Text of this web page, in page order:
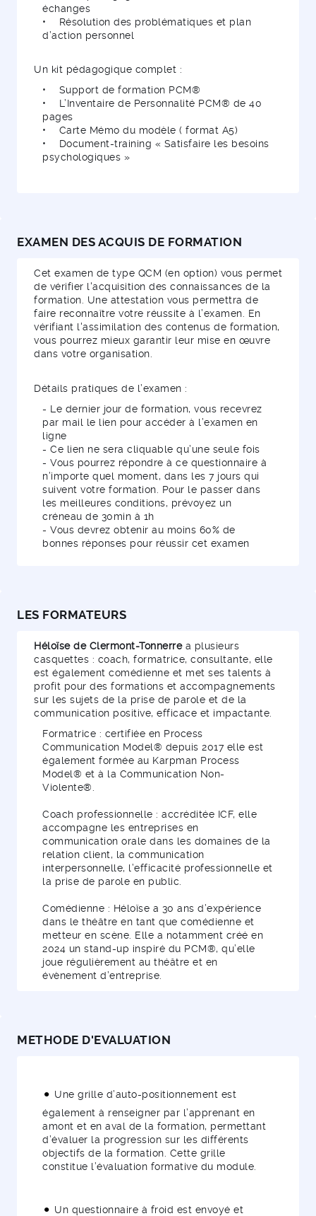
échanges
• Résolution des problématiques et plan
d’action personnel
Un kit pédagogique complet :
• Support de formation PCM®
• L’Inventaire de Personnalité PCM® de 40
pages
• Carte Mémo du modèle ( format A5)
• Document-training « Satisfaire les besoins
psychologiques »
EXAMEN DES ACQUIS DE FORMATION
Cet examen de type QCM (en option) vous permet
de vérifier l'acquisition des connaissances de la
formation. Une attestation vous permettra de
faire reconnaître votre réussite à l’examen. En
vérifiant l'assimilation des contenus de formation,
vous pourrez mieux garantir leur mise en œuvre
dans votre organisation.
Détails pratiques de l’examen :
- Le dernier jour de formation, vous recevrez
par mail le lien pour accéder à l’examen en
ligne
- Ce lien ne sera cliquable qu’une seule fois
- Vous pourrez répondre à ce questionnaire à
n’importe quel moment, dans les 7 jours qui
suivent votre formation. Pour le passer dans
les meilleures conditions, prévoyez un
créneau de 30min à 1h
- Vous devrez obtenir au moins 60% de
bonnes réponses pour réussir cet examen
LES FORMATEURS
Héloïse de Clermont-Tonnerrea plusieurs
casquettes : coach, formatrice, consultante, elle
est également comédienne et met ses talents à
profit pour des formations et accompagnements
sur les sujets de la prise de parole et de la
communication positive, efficace et impactante.
Formatrice : certifiée en Process
Communication Model® depuis 2017 elle est
également formée au Karpman Process
Model® et à la Communication Non-
Violente®.
Coach professionnelle : accréditée ICF, elle
accompagne les entreprises en
communication orale dans les domaines de la
relation client, la communication
interpersonnelle, l’efficacité professionnelle et
la prise de parole en public.
Comédienne : Héloïse a 30 ans d’expérience
dans le théâtre en tant que comédienne et
metteur en scène. Elle a notamment créé en
2024 un stand-up inspiré du PCM®, qu’elle
joue régulièrement au théâtre et en
évènement d’entreprise.
METHODE D'EVALUATION
Une grille d’auto-positionnement est
également à renseigner par l’apprenant en
amont et en aval de la formation, permettant
d’évaluer la progression sur les différents
objectifs de la formation. Cette grille
constitue l’évaluation formative du module.
Un questionnaire à froid est envoyé et